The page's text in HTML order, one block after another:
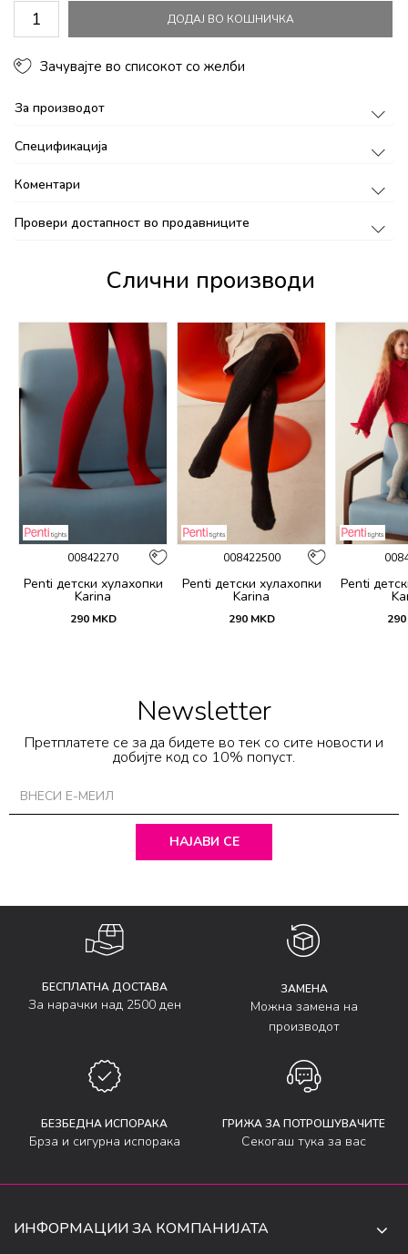
ДОДАЈ ВО КОШНИЧКА
Зачувајте во списокот со желби
За производот
Спецификација
Коментари
Провери достапност во продавниците
Слични производи
00842270
Penti детски хулахопки
Karina
290 MKD
008422500
Penti детски хулахопки
Karina
290 MKD
Penti
290
Newsletter
Претплатете се за да бидете во тек со сите новости и
добијте код со 10% попуст.
НАЈАВИ СЕ
БЕСПЛАТНА ДОСТАВА
За нарачки над 2500 ден
ЗАМЕНА
Можна замена на
производот
БЕЗБЕДНА ИСПОРАКА
Брза и сигурна испорака
ГРИЖА ЗА ПОТРОШУВАЧИТЕ
Секогаш тука за вас
ИНФОРМАЦИИ ЗА КОМПАНИЈАТА